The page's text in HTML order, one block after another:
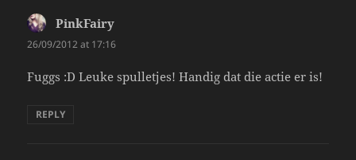
PinkFairy
26/09/2012 at 17:16
Fuggs :D Leuke spulletjes! Handig dat die actie er is!
REPLY